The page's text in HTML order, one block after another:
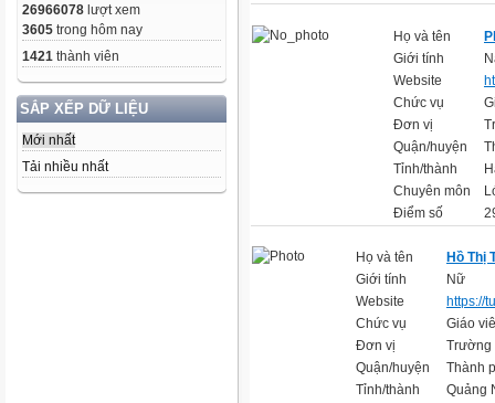
26966078 lượt xem
3605 trong hôm nay
1421 thành viên
SẮP XẾP DỮ LIỆU
Mới nhất
Tải nhiều nhất
Họ và tên
Giới tính
Website
Chức vụ
Đơn vị
Quận/huyện
Tỉnh/thành
Chuyên môn
Điểm số
Họ và tên
Hồ Thị
Giới tính
Nữ
Website
https://
Chức vụ
Giáo
Đơn vị
Trường
Quận/huyện
Thành
Tỉnh/thành
Quảng